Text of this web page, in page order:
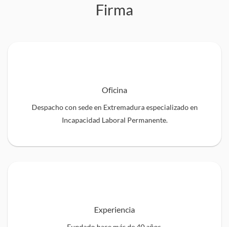
Firma
Oficina
Despacho con sede en Extremadura especializado en
Incapacidad Laboral Permanente.
Experiencia